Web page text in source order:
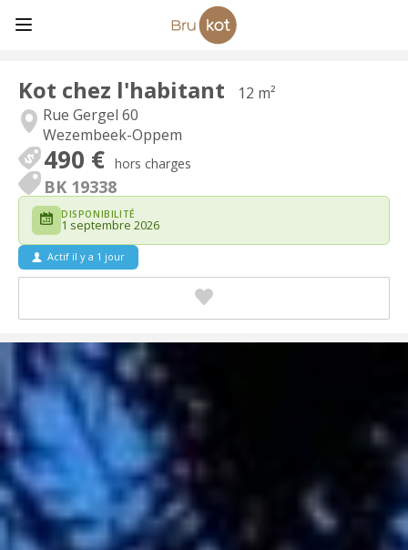
Kot chez l'habitant
12 m²
Rue Gergel 60
Wezembeek-Oppem
490 € hors charges
BK 19338
DISPONIBILITÉ
1 septembre 2026
Actif il y a 1 jour